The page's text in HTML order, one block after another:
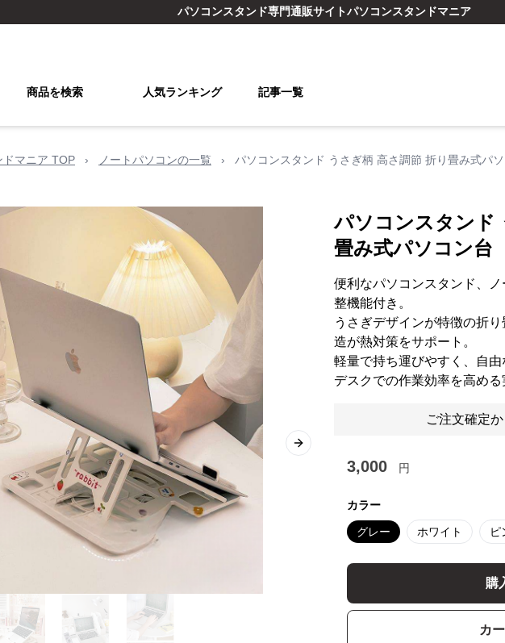
パソコンスタンド専門通販サイトパソコンスタンドマニア
商品を検索 人気ランキング 記事一覧
ドマニア TOP › ノートパソコンの一覧 › パソコンスタンド うさぎ柄 高さ調節 折り畳み式パ
Next slide
パソコンスタンド
畳み式パソコン台
便利なパソコンスタンド、
整機能付き。
うさぎデザインが特徴の折
造が熱対策をサポート。
軽量で持ち運びやすく、自
デスクでの作業効率を高め
ご注文確定
3,000 円
カラー
グレー ホワイト ピ
購
カ